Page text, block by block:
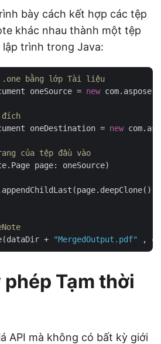
bày cách kết hợp các tệp
khác nhau thành một tệp
lập trình trong Java:
bằng lớp Tài liệu
oneSource = new
oneDestination = new
của tệp đầu vào
page: oneSource)
+
"MergedOutput.pdf"
phép Tạm thời
API mà không có bất kỳ giới